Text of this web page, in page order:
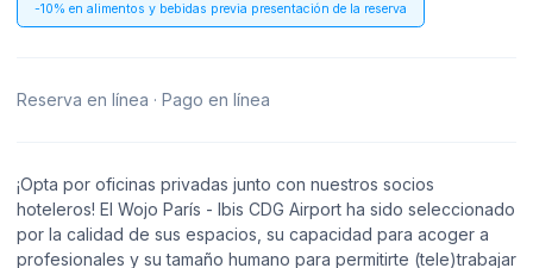
-10% en alimentos y bebidas previa presentación de la reserva
Reserva en línea · Pago en línea
¡Opta por oficinas privadas junto con nuestros socios
hoteleros! El Wojo París - Ibis CDG Airport ha sido seleccionado
por la calidad de sus espacios, su capacidad para acoger a
profesionales y su tamaño humano para permitirte (tele)trabajar